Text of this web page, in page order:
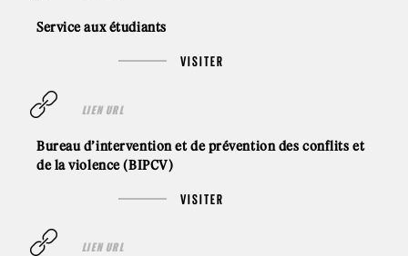
Service aux étudiants
VISITER
LIEN URL
Bureau d’intervention et de prévention des conflits et
de la violence (BIPCV)
VISITER
LIEN URL